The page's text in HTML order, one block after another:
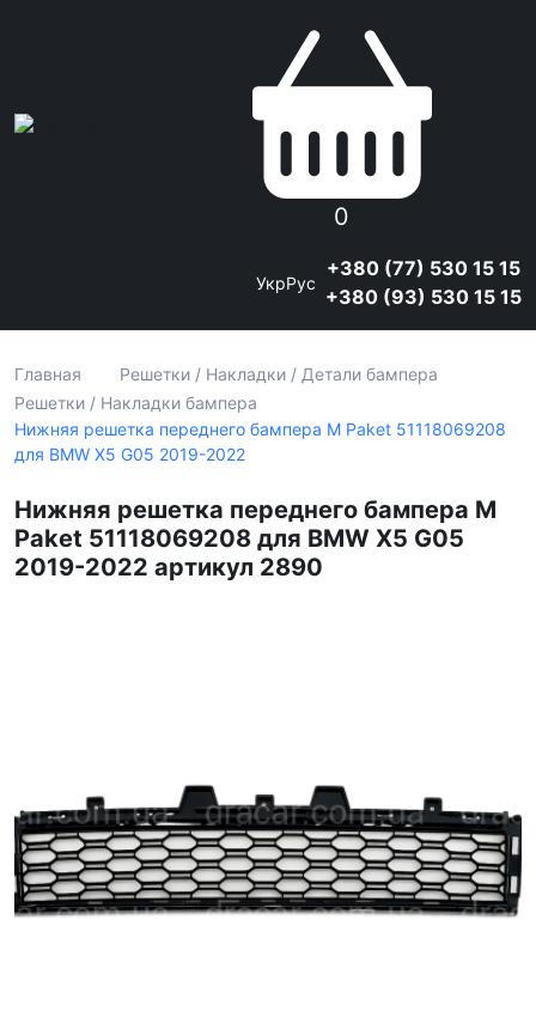
0
УкрРус
+380 (77) 530 15 15
+380 (93) 530 15 15
Главная
Решетки / Накладки / Детали бампера
Решетки / Накладки бампера
Нижняя решетка переднего бампера M Paket 51118069208
для BMW X5 G05 2019-2022
Нижняя решетка переднего бампера M
Paket 51118069208 для BMW X5 G05
2019-2022 артикул 2890